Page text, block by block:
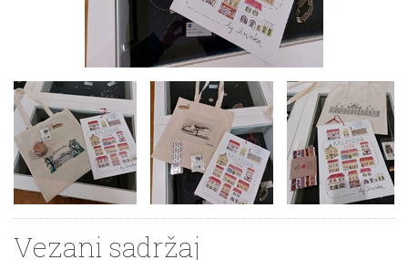
Vezani sadržaj